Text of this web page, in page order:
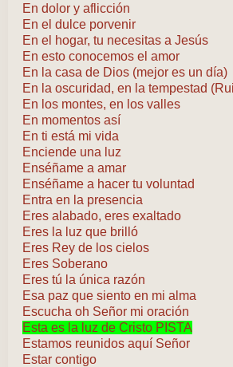
En dolor y aflicción
En el dulce porvenir
En el hogar, tu necesitas a Jesús
En esto conocemos el amor
En la casa de Dios (mejor es un día)
En la oscuridad, en la tempestad
En los montes, en los valles
En momentos así
En ti está mi vida
Enciende una luz
Enséñame a amar
Enséñame a hacer tu voluntad
Entra en la presencia
Eres alabado, eres exaltado
Eres la luz que brilló
Eres Rey de los cielos
Eres Soberano
Eres tú la única razón
Esa paz que siento en mi alma
Escucha oh Señor mi oración
Esta es la luz de Cristo PISTA
Estamos reunidos aquí Señor
Estar contigo